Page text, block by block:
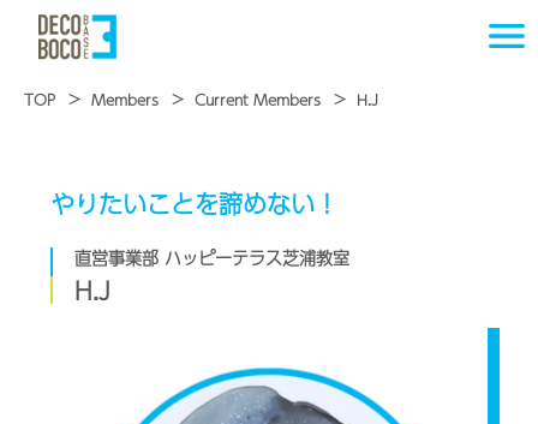
TOP Members Current Members H.J
やりたいことを諦めない！
直営事業部 ハッピーテラス芝浦教室
H.J